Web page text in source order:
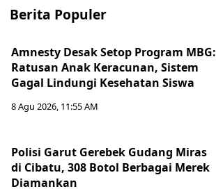
Berita Populer
Amnesty Desak Setop Program MBG:
Ratusan Anak Keracunan, Sistem
Gagal Lindungi Kesehatan Siswa
8 Agu 2026, 11:55 AM
Polisi Garut Gerebek Gudang Miras
di Cibatu, 308 Botol Berbagai Merek
Diamankan